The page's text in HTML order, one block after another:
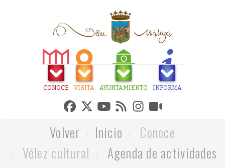
CONOCE VISITA AYUNTAMIENTO INFORMA
Volver Inicio
Conoce
Vélez cultural
Agenda de actividades